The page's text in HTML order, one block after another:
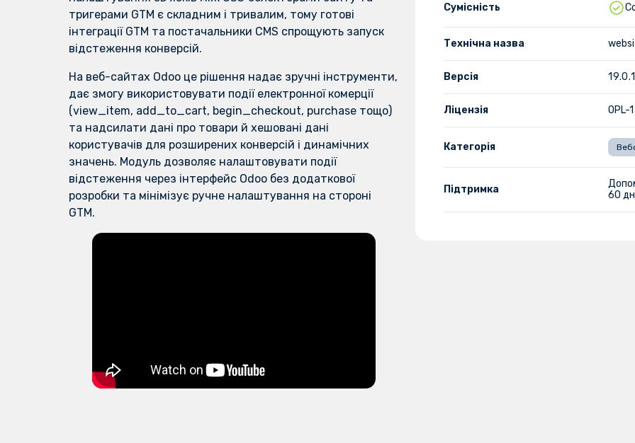
тригерами GTM є складним і тривалим, тому готові
інтеграції GTM та постачальники CMS спрощують запуск
відстеження конверсій.
На веб-сайтах Odoo це рішення надає зручні інструменти,
дає змогу використовувати події електронної комерції
(view_item, add_to_cart, begin_checkout, purchase тощо)
та надсилати дані про товари й хешовані дані
користувачів для розширених конверсій і динамічних
значень. Модуль дозволяє налаштовувати події
відстеження через інтерфейс Odoo без додаткової
розробки та мінімізує ручне налаштування на стороні
GTM.
Сумісність
Технічна назва
Версія
Ліцензія OPL-1
Категорія
Підтримка
60